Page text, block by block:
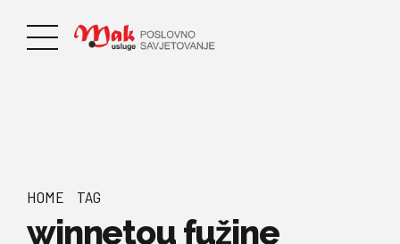
HOME TAG
winnetou fužine